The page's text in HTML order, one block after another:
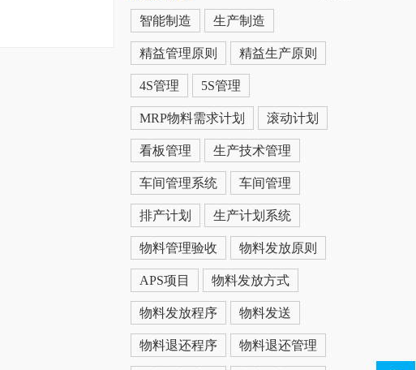
智能制造 生产制造
精益管理原则 精益生产原则
4S管理 5S管理
MRP物料需求计划 滚动计划
看板管理 生产技术管理
车间管理系统 车间管理
排产计划 生产计划系统
物料管理验收 物料发放原则
APS项目 物料发放方式
物料发放程序 物料发送
物料退还程序 物料退还管理